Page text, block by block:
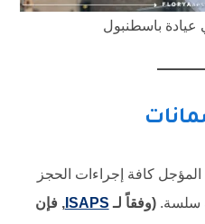
باسطنبول
كافة إجراءات الحجز
سلسة.(وفقاً لـ ISAPS, فإن